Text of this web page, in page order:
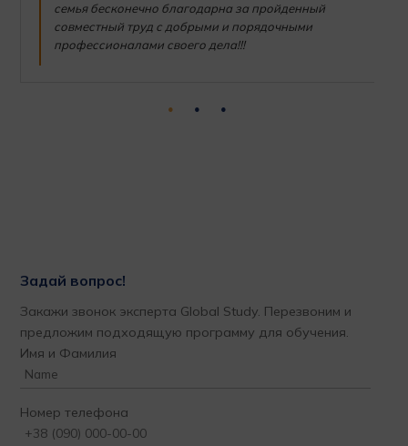
семья бесконечно благодарна за пройденный
совместный труд с добрыми и порядочными
профессионалами своего дела!!!
Задай вопрос!
Закажи звонок эксперта Global Study. Перезвоним и
предложим подходящую программу для обучения.
Имя и Фамилия
Номер телефона